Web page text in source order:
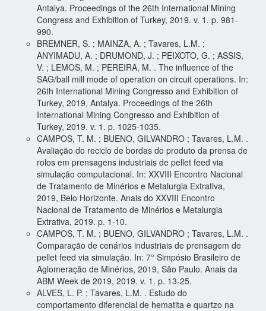
Antalya. Proceedings of the 26th International Mining
Congress and Exhibition of Turkey, 2019. v. 1. p. 981-
990.
BREMNER, S. ; MAINZA, A. ; Tavares, L.M. ;
ANYIMADU, A. ; DRUMOND, J. ; PEIXOTO, G. ; ASSIS,
V. ; LEMOS, M. ; PEREIRA, M. . The influence of the
SAG/ball mill mode of operation on circuit operations. In:
26th International Mining Congresso and Exhibition of
Turkey, 2019, Antalya. Proceedings of the 26th
International Mining Congresso and Exhibition of
Turkey, 2019. v. 1. p. 1025-1035.
CAMPOS, T. M. ; BUENO, GILVANDRO ; Tavares, L.M. .
Avaliação do reciclo de bordas do produto da prensa de
rolos em prensagens industriais de pellet feed via
simulação computacional. In: XXVIII Encontro Nacional
de Tratamento de Minérios e Metalurgia Extrativa,
2019, Belo Horizonte. Anais do XXVIII Encontro
Nacional de Tratamento de Minérios e Metalurgia
Extrativa, 2019. p. 1-10.
CAMPOS, T. M. ; BUENO, GILVANDRO ; Tavares, L.M. .
Comparação de cenários industriais de prensagem de
pellet feed via simulação. In: 7° Simpósio Brasileiro de
Aglomeração de Minérios, 2019, São Paulo. Anais da
ABM Week de 2019, 2019. v. 1. p. 13-25.
ALVES, L. P. ; Tavares, L.M. . Estudo do
comportamento diferencial de hematita e quartzo na